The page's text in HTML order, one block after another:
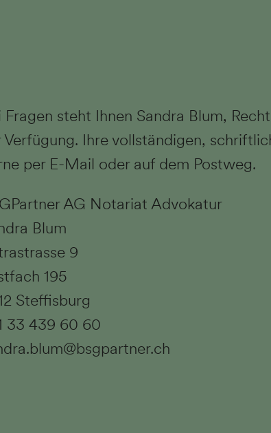
Fragen steht Ihnen Sandra Blum,
Verfügung. Ihre vollständigen,
per E-Mail oder auf dem Postweg.
AG Notariat Advokatur
Blum
9
195
Steffisburg
33 439 60 60